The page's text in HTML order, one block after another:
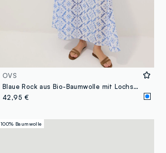
OVS
Blaue Rock aus Bio-Baumwolle mit Lochstickerei
42,95 €
100% Baumwolle